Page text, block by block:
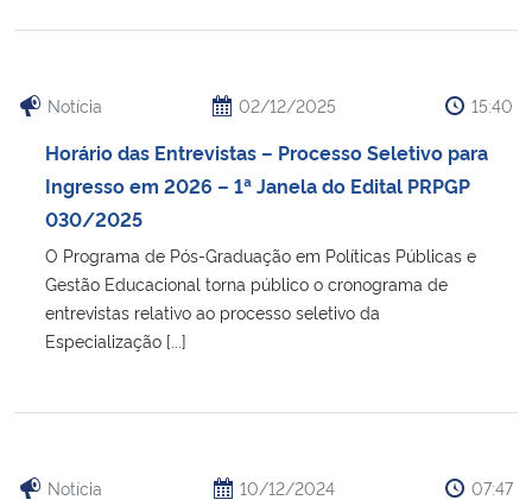
Ministério do Turismo
Ministério do Desenvolvimento Regional
Controladoria-Geral da União
Notícia 02/12/2025 15:40
Horário das Entrevistas – Processo Seletivo para
Ingresso em 2026 – 1ª Janela do Edital PRPGP
030/2025
O Programa de Pós-Graduação em Políticas Públicas e
Gestão Educacional torna público o cronograma de
entrevistas relativo ao processo seletivo da
Especialização [...]
Notícia 10/12/2024 07:47